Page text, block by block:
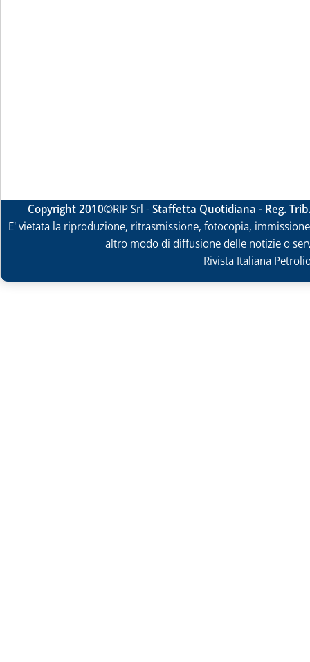
Copyright 2010©RIP Srl -Staffetta Quotidiana - Reg.
E' vietata la riproduzione, ritrasmissione, fotocopia,
altro modo di diffusione delle notizie o
Rivista Italiana